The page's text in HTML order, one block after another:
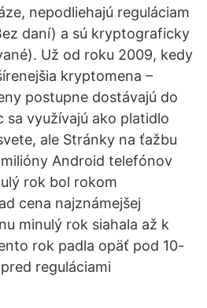
nepodliehajú reguláciam
daní) a sú kryptograficky
Už od roku 2009, kedy
kryptomena –
postupne dostávajú do
sa využívajú ako platidlo
ale Stránky na ťažbu
Android telefónov
rok bol rokom
cena najznámejšej
minulý rok siahala až k
rok padla opäť pod 10-
reguláciami